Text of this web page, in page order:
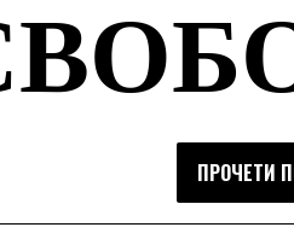
ПРОЧЕТИ